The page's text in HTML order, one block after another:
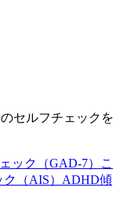
セルフチェックを
ック（GAD-7）
こ
（AIS） ADHD傾